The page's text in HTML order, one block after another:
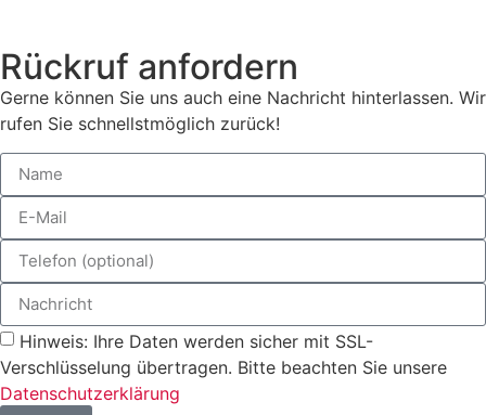
Rückruf anfordern
Gerne können Sie uns auch eine Nachricht hinterlassen. Wir
rufen Sie schnellstmöglich zurück!
Hinweis: Ihre Daten werden sicher mit SSL-
Verschlüsselung übertragen. Bitte beachten Sie unsere
Datenschutzerklärung